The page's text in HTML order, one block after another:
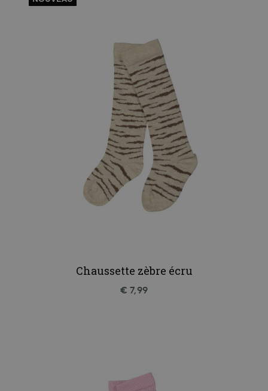
Chaussette zèbre écru
€ 7,99